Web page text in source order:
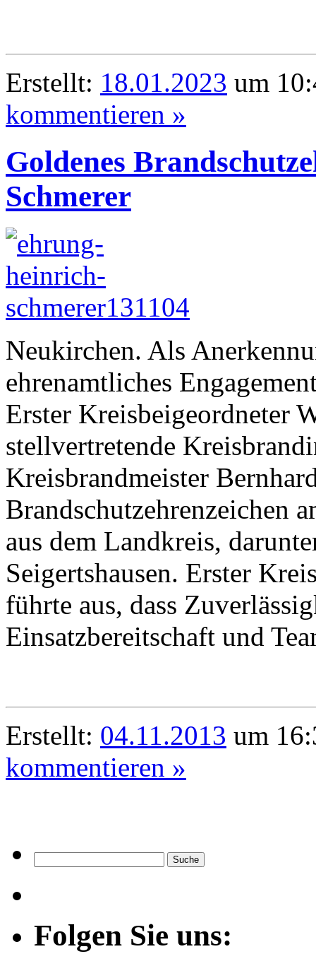
Erstellt: 18.01.2023 um
kommentieren »
Goldenes
Schmerer
Neukirchen. Als
ehrenamtliches
Erster Kreisbeigeordneter
stellvertretende
Kreisbrandmeister
Brandschutzehrenzeichen
aus dem Landkreis,
Seigertshausen. Erster
führte aus, dass
Einsatzbereitschaft und
Erstellt: 04.11.2013 um
kommentieren »
Folgen Sie uns: